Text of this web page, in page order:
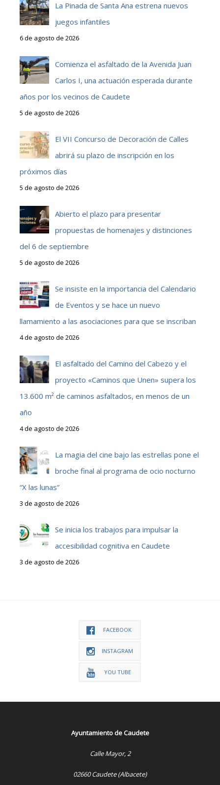
La Pinada de Santa Ana estrena nuevos
juegos infantiles
6 de agosto de 2026
Comienza el asfaltado de la Avenida Juan
Carlos I, una actuación esperada durante
años por los vecinos de Caudete
5 de agosto de 2026
El VII Concurso de Decoración de Calles
abrirá su plazo de inscripción en los
próximos días
5 de agosto de 2026
Abierto el plazo para presentar
propuestas de homenajes y distinciones
del 6 de septiembre
5 de agosto de 2026
Se insiste en la importancia del Calendario
de Eventos y se hace un nuevo
llamamiento a las asociaciones para que se inscriban
4 de agosto de 2026
El asfaltado del Camino del Cabezo y el
proyecto «Caminos que Unen» supera los
13.600 m² de caminos asfaltados, en menos de un
año
4 de agosto de 2026
La magia del cine bajo las estrellas pone el
broche final al programa de ocio nocturno
“X las lunas”
3 de agosto de 2026
Se inicia los trabajos para impulsar la
accesibilidad cognitiva en Caudete
3 de agosto de 2026
FACEBOOK
INSTAGRAM
YOU TUBE
Ayuntamiento de Caudete
Calle Mayor, 2
02660 Caudete (Albacete)